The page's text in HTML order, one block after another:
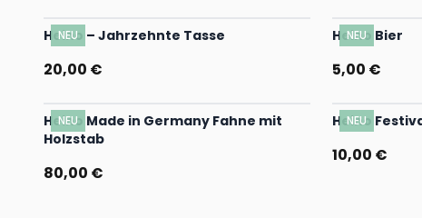
NEU
Heino – Jahrzehnte Tasse
20,00 €
NEU
Heino Bier
5,00 €
NEU
Heino Made in Germany Fahne mit
Holzstab
80,00 €
NEU
Heino
10,00 €